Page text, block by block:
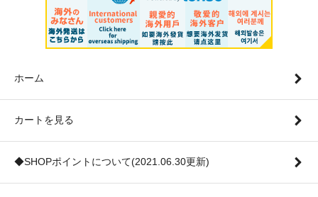
ホーム
カートを見る
◆SHOPポイントについて(2021.06.30更新)